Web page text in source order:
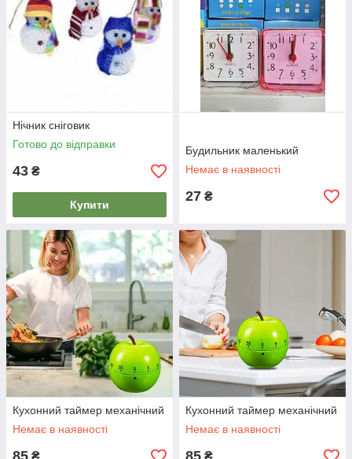
Нічник сніговик
Готово до відправки
43 ₴
Купити
Будильник маленький
Немає в наявності
27 ₴
Кухонний таймер механічний
Немає в наявності
85 ₴
Кухонний таймер механічний
Немає в наявності
85 ₴